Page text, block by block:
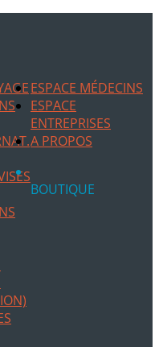
ESPACE MÉDECINS
ESPACE
ENTREPRISES
A PROPOS
BOUTIQUE